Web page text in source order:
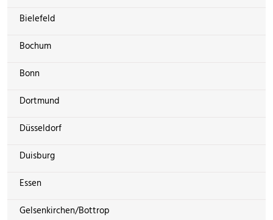
Bielefeld
Bochum
Bonn
Dortmund
Düsseldorf
Duisburg
Essen
Gelsenkirchen/Bottrop